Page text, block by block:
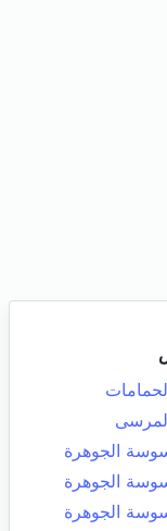
الحمامات
المرسى
الجوهرة
الجوهرة
الجوهرة